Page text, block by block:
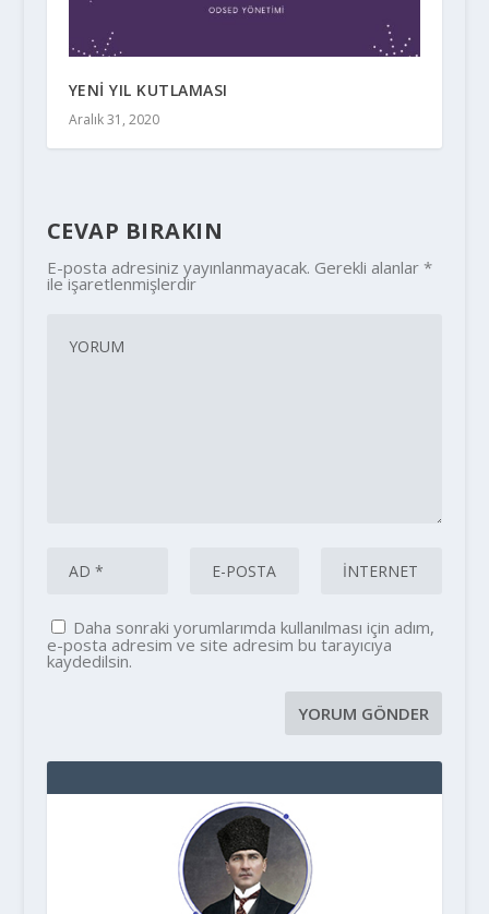
YENİ YIL KUTLAMASI
Aralık 31, 2020
CEVAP BIRAKIN
E-posta adresiniz yayınlanmayacak. Gerekli alanlar *
ile işaretlenmişlerdir
Daha sonraki yorumlarımda kullanılması için adım,
e-posta adresim ve site adresim bu tarayıcıya
kaydedilsin.